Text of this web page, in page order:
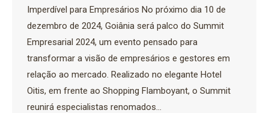
Imperdível para Empresários No próximo dia 10 de
dezembro de 2024, Goiânia será palco do Summit
Empresarial 2024, um evento pensado para
transformar a visão de empresários e gestores em
relação ao mercado. Realizado no elegante Hotel
Oitis, em frente ao Shopping Flamboyant, o Summit
reunirá especialistas renomados…